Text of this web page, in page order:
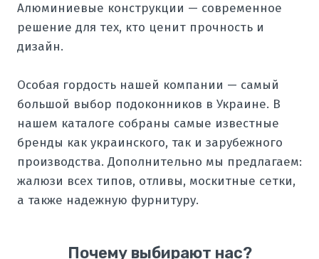
Алюминиевые конструкции — современное
решение для тех, кто ценит прочность и
дизайн.
Особая гордость нашей компании — самый
большой выбор подоконников в Украине. В
нашем каталоге собраны самые известные
бренды как украинского, так и зарубежного
производства. Дополнительно мы предлагаем:
жалюзи всех типов, отливы, москитные сетки,
а также надежную фурнитуру.
Почему выбирают нас?